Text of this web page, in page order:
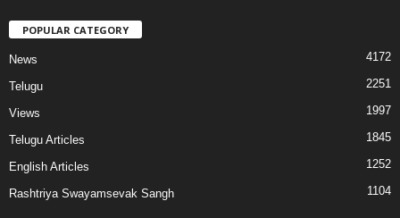
POPULAR CATEGORY
News 4172
Telugu 2251
Views 1997
Telugu Articles 1845
English Articles 1252
Rashtriya Swayamsevak Sangh 1104